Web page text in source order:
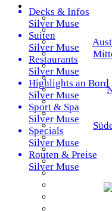
Decks & Infos
Silver Muse
Suiten
Silver Muse
Restaurants
Silver Muse
Highlights an Bord
Silver Muse
Sport & Spa
Silver Muse
Specials
Silver Muse
Routen & Preise
Silver Muse